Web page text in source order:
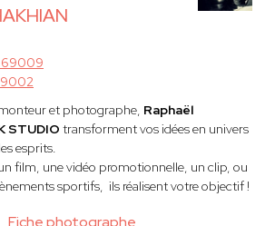
Fiche photographe
69009
et photographe, Raphaël
STUDIO transforment vos idées en univers
esprits.
film, une vidéo promotionnelle, un clip, ou
sportifs, ils réalisent votre objectif !